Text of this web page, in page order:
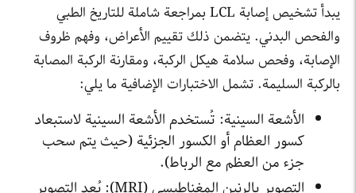
يبدأ تشخيص إصابة LCL بمراجعة شاملة للتاريخ الطبي
والفحص البدني. يتضمن ذلك تقييم الأعراض، وفهم ظروف
الإصابة، وفحص سلامة هيكل الركبة، ومقارنة الركبة المصابة
بالركبة السليمة. تشمل الاختبارات الإضافية ما يلي:
الأشعة السينية: تُستخدم الأشعة السينية لاستبعاد
كسور العظام أو الكسور الجزئية (حيث يتم سحب
جزء من العظم مع الرباط).